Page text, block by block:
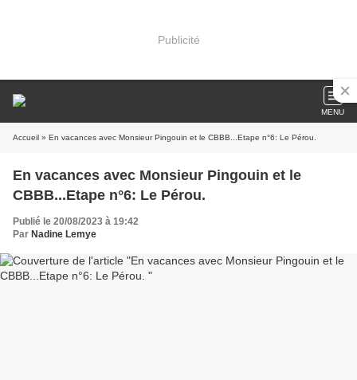
Publicité
MENU
Accueil » En vacances avec Monsieur Pingouin et le CBBB...Etape n°6: Le Pérou.
En vacances avec Monsieur Pingouin et le
CBBB...Etape n°6: Le Pérou.
Publié le 20/08/2023 à 19:42
Par Nadine Lemye